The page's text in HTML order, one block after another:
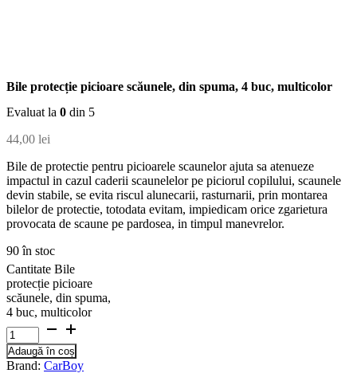
Bile protecție picioare scăunele, din spuma, 4 buc, multicolor
Evaluat la 0 din 5
44,00 lei
Bile de protectie pentru picioarele scaunelor ajuta sa atenueze
impactul in cazul caderii scaunelelor pe piciorul copilului, scaunele
devin stabile, se evita riscul alunecarii, rasturnarii, prin montarea
bilelor de protectie, totodata evitam, impiedicam orice zgarietura
provocata de scaune pe pardosea, in timpul manevrelor.
90 în stoc
Cantitate Bile
protecție picioare
scăunele, din spuma,
4 buc, multicolor
Adaugă în coș
Brand: CarBoy